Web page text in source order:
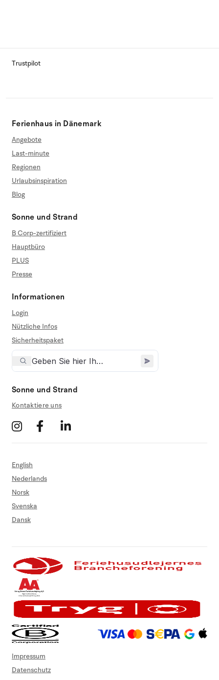
Trustpilot
Ferienhaus in Dänemark
Angebote
Last-minute
Regionen
Urlaubsinspiration
Blog
Sonne und Strand
B Corp-zertifiziert
Hauptbüro
PLUS
Presse
Informationen
Login
Nützliche Infos
Sicherheitspaket
Sonne und Strand
Kontaktiere uns
English
Nederlands
Norsk
Svenska
Dansk
Impressum
Datenschutz